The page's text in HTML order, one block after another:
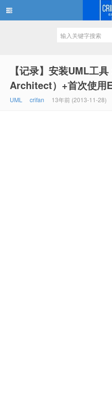
【记录】安装UML工
Architect）+首次使用
UML crifan 13年前 (2013-11-28)